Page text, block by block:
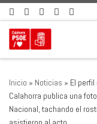
Saltar al contenido
Inicio » Noticias » El
Calahorra publica una
Nacional, tachando el